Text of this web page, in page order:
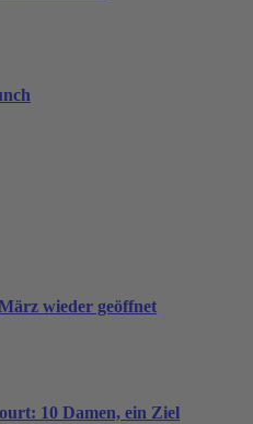
wieder geöffnet
10 Damen, ein Ziel